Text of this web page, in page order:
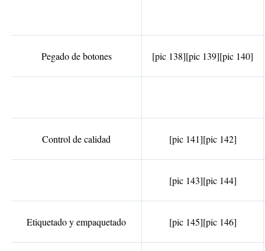
Pegado de botones [pic 138][pic 139][pic 140]
Control de calidad [pic 141][pic 142]
[pic 143][pic 144]
Etiquetado y empaquetado [pic 145][pic 146]